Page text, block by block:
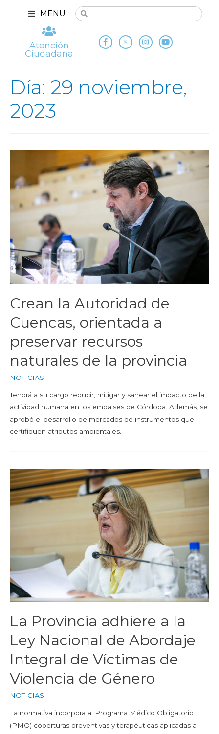
MENU
Atención
Ciudadana
Día: 29 noviembre,
2023
Crean la Autoridad de
Cuencas, orientada a
preservar recursos
naturales de la provincia
NOTICIAS
Tendrá a su cargo reducir, mitigar y sanear el impacto de la
actividad humana en los embalses de Córdoba. Además, se
aprobó el desarrollo de mercados de instrumentos que
certifiquen atributos ambientales.
La Provincia adhiere a la
Ley Nacional de Abordaje
Integral de Víctimas de
Violencia de Género
NOTICIAS
La normativa incorpora al Programa Médico Obligatorio
(PMO) coberturas preventivas y terapéuticas aplicadas a